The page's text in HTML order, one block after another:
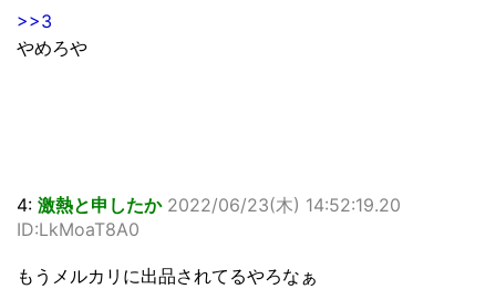
>>3
やめろや
4: 激熱と申したか 2022/06/23(木) 14:52:19.20
ID:LkMoaT8A0
もうメルカリに出品されてるやろなぁ